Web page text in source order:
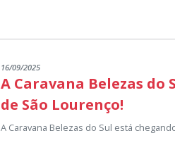
16/09/2025
A Caravana Belezas do
de São Lourenço!
A Caravana Belezas do Sul está